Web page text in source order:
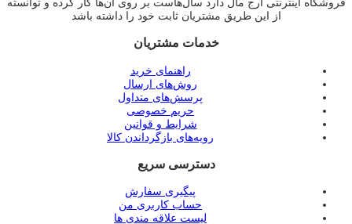
فروشگاه اینترنتی ارج مال دارد سال‌هاست بر روی آن‌ها کار کرده و توانسته
از این طریق مشتریان ثابت خود را داشته باشد
خدمات مشتریان
راهنمای خرید
روش‌های ارسال
پرسش‌های متداول
حریم خصوصی
شرایط و قوانین
رویه‌های بازگرداندن کالا
دسترسی سریع
پیگیری سفارش
حساب کاربری من
لیست علاقه مندی ها